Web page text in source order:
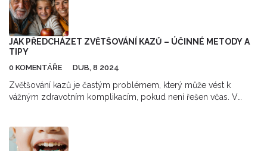
JAK PŘEDCHÁZET ZVĚTŠOVÁNÍ KAZŮ – ÚČINNÉ METODY A
TIPY
0 KOMENTÁŘE DUB, 8 2024
Zvětšování kazů je častým problémem, který může vést k
vážným zdravotním komplikacím, pokud není řešen včas. V
Budete seznámeni s nejlepšími praktikami dentální hygieny,
stravovacími návyky podporujícími zdraví zubů a přístupy k